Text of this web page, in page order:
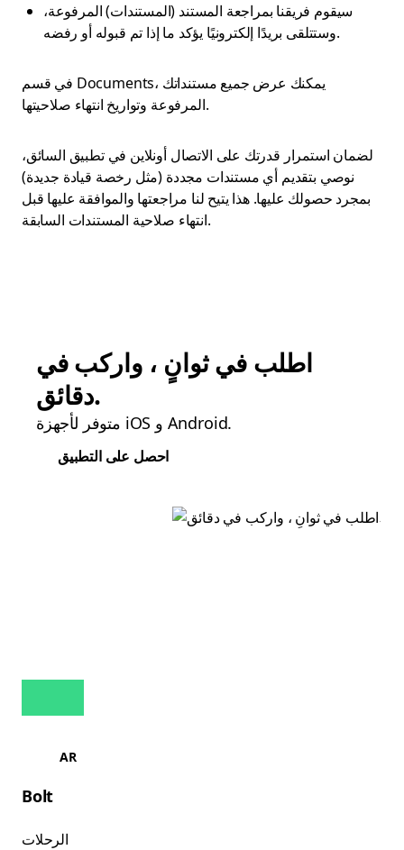
سيقوم فريقنا بمراجعة المستند (المستندات) المرفوعة،
وستتلقى بريدًا إلكترونيًا يؤكد ما إذا تم قبوله أو رفضه.
في قسم Documents، يمكنك عرض جميع مستنداتك
المرفوعة وتواريخ انتهاء صلاحيتها.
لضمان استمرار قدرتك على الاتصال أونلاين في تطبيق السائق،
نوصي بتقديم أي مستندات مجددة (مثل رخصة قيادة جديدة)
بمجرد حصولك عليها. هذا يتيح لنا مراجعتها والموافقة عليها قبل
انتهاء صلاحية المستندات السابقة.
اطلب في ثوانٍ ، واركب في
دقائق.
متوفر لأجهزة iOS و Android.
احصل على التطبيق
AR
Bolt
الرحلات